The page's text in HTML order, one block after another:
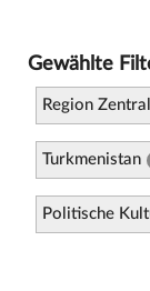
Gewählte
Region
Turkmenistan
Politische